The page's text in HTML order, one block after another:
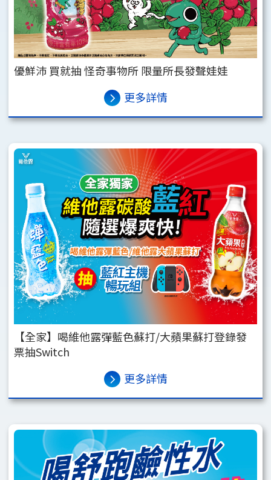
優鮮沛 買就抽 怪奇事物所 限量所長發聲娃娃
更多詳情
【全家】喝維他露彈藍色蘇打/大蘋果蘇打登錄發
票抽Switch
更多詳情